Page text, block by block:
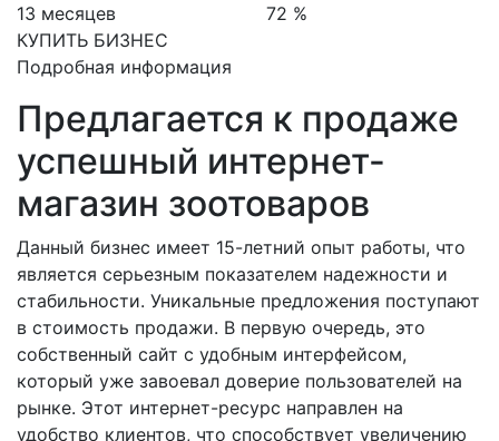
13 месяцев
КУПИТЬ БИЗНЕС
72 %
Подробная информация
Предлагается к продаже
успешный интернет-
магазин зоотоваров
Данный бизнес имеет 15-летний опыт работы, что
является серьезным показателем надежности и
стабильности. Уникальные предложения поступают
в стоимость продажи. В первую очередь, это
собственный сайт с удобным интерфейсом,
который уже завоевал доверие пользователей на
рынке. Этот интернет-ресурс направлен на
удобство клиентов, что способствует увеличению